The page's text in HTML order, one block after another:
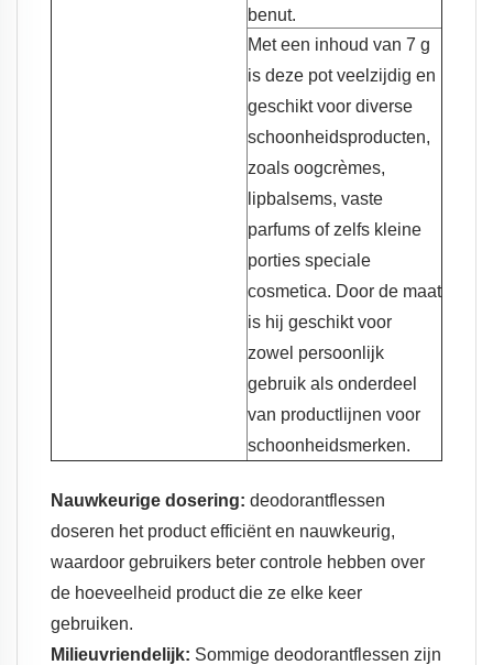
benut.
Met een inhoud van 7 g
is deze pot veelzijdig en
geschikt voor diverse
schoonheidsproducten,
zoals oogcrèmes,
lipbalsems, vaste
parfums of zelfs kleine
porties speciale
cosmetica. Door de maat
is hij geschikt voor
zowel persoonlijk
gebruik als onderdeel
van productlijnen voor
schoonheidsmerken.
Nauwkeurige dosering: deodorantflessen
doseren het product efficiënt en nauwkeurig,
waardoor gebruikers beter controle hebben over
de hoeveelheid product die ze elke keer
gebruiken.
Milieuvriendelijk: Sommige deodorantflessen zijn